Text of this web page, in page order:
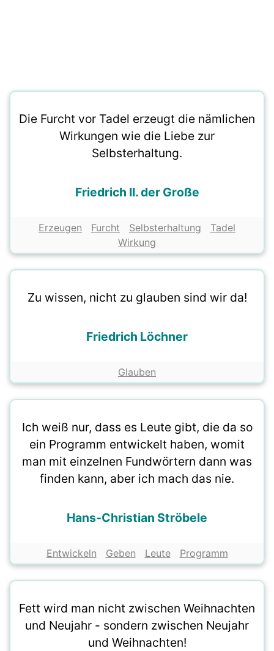
Die Furcht vor Tadel erzeugt die nämlichen
Wirkungen wie die Liebe zur
Selbsterhaltung.
Friedrich II. der Große
Erzeugen Furcht Selbsterhaltung
Tadel
Wirkung
Zu wissen, nicht zu glauben sind wir da!
Friedrich Löchner
Glauben
Ich weiß nur, dass es Leute gibt, die da so
ein Programm entwickelt haben, womit
man mit einzelnen Fundwörtern dann was
finden kann, aber ich mach das nie.
Hans-Christian Ströbele
Entwickeln Geben Leute Programm
Fett wird man nicht zwischen Weihnachten
und Neujahr - sondern zwischen Neujahr
und Weihnachten!